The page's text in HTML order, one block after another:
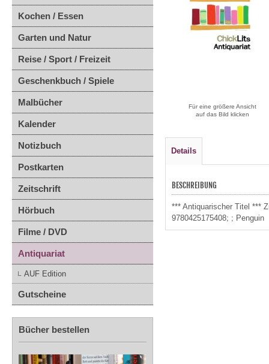
Kochen / Essen
Garten und Natur
Reise / Sport / Freizeit
Geschenkbuch / Spiele
Malbücher
Kalender
Notizbuch
Postkarten
Zeitschrift
Hörbuch
Filme / DVD
Antiquariat
AUF Edition
Gutscheine
Bücher bestellen
Für eine größere Ansicht
auf das Bild klicken
Details
BESCHREIBUNG
*** Antiquarischer Titel ***
9780425175408; ; Penguin